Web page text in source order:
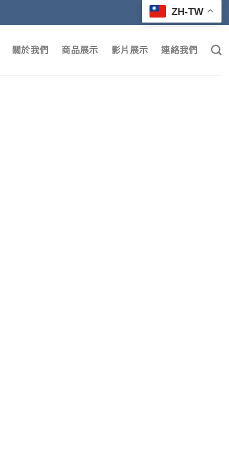
ZH-TW
關於我們 商品展示 影片展示 連絡我們